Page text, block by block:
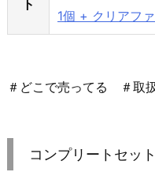
ト
1個 + クリアフ
＃どこで売ってる ＃取
コンプリートセッ